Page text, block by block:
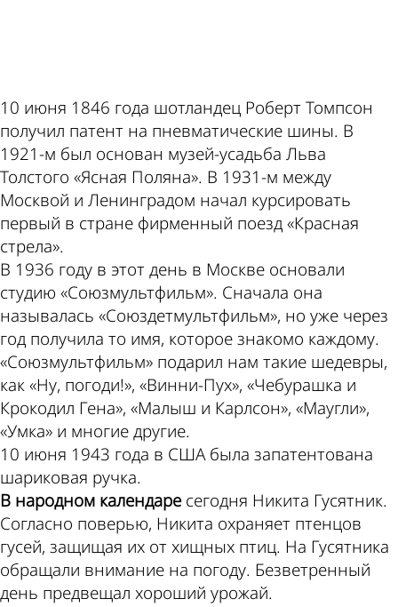
10 июня 1846 года шотландец Роберт Томпсон
получил патент на пневматические шины. В
1921-м был основан музей-усадьба Льва
Толстого «Ясная Поляна». В 1931-м между
Москвой и Ленинградом начал курсировать
первый в стране фирменный поезд «Красная
стрела».
В 1936 году в этот день в Москве основали
студию «Союзмультфильм». Сначала она
называлась «Союздетмультфильм», но уже через
год получила то имя, которое знакомо каждому.
«Союзмультфильм» подарил нам такие шедевры,
как «Ну, погоди!», «Винни-Пух», «Чебурашка и
Крокодил Гена», «Малыш и Карлсон», «Маугли»,
«Умка» и многие другие.
10 июня 1943 года в США была запатентована
шариковая ручка.
В народном календаресегодня Никита Гусятник.
Согласно поверью, Никита охраняет птенцов
гусей, защищая их от хищных птиц. На Гусятника
обращали внимание на погоду. Безветренный
день предвещал хороший урожай.